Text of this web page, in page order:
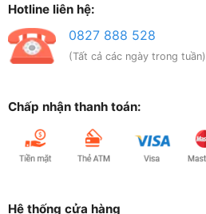
Hotline liên hệ:
0827 888 528
(Tất cả các ngày trong tuần)
Chấp nhận thanh toán:
Hệ thống cửa hàng